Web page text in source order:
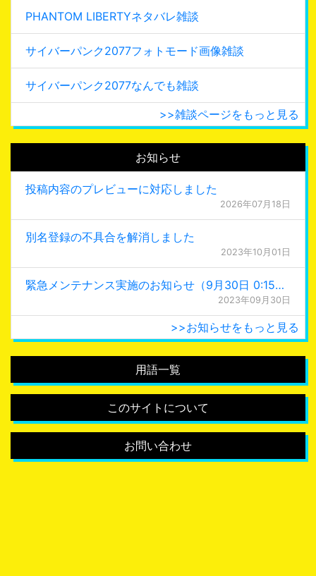
PHANTOM LIBERTYネタバレ雑談
サイバーパンク2077フォトモード画像雑談
サイバーパンク2077なんでも雑談
>>雑談ページをもっと見る
お知らせ
投稿内容のプレビューに対応しました
2026年07月18日
別名登録の不具合を解消しました
2023年10月01日
緊急メンテナンス実施のお知らせ（9月30日 0:15更新）
2023年09月30日
>>お知らせをもっと見る
用語一覧
このサイトについて
お問い合わせ